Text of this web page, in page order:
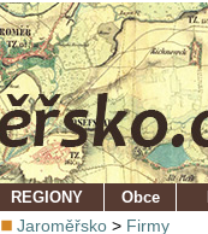
REGIONY
Obce
Jaroměřsko > Firmy